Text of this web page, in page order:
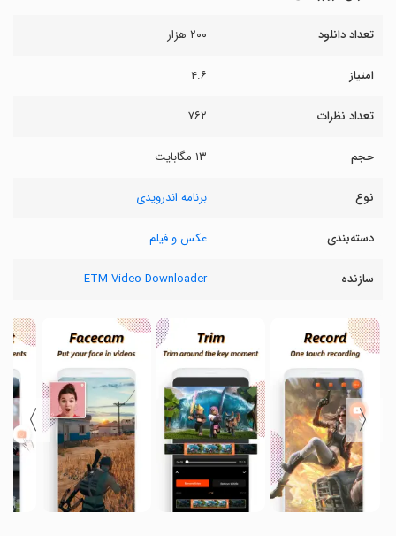
تعداد دانلود ۲۰۰ هزار
امتیاز ۴.۶
تعداد نظرات ۷۶۲
حجم ۱۳ مگابایت
نوع برنامه اندرویدی
دسته‌بندی عکس و فیلم
سازنده ETM Video Downloader
〈
〉